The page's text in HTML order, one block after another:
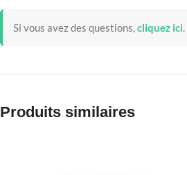
Si vous avez des questions,cliquez ici.
Produits similaires